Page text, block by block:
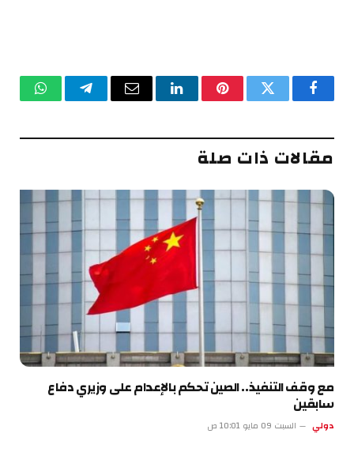
فيسبوكتويتر بينتيريستلينكدإنالبريد تيلقرام
مقالات ذات صلة
مع وقف التنفيذ.. الصين تحكم بالإعدام على وزيري دفاع
سابقين
دولي السبت 09 مايو 10:01 ص